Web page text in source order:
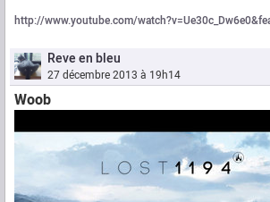
http://www.youtube.com/
Reve en bleu
27 décembre 2013 à 19h14
Woob